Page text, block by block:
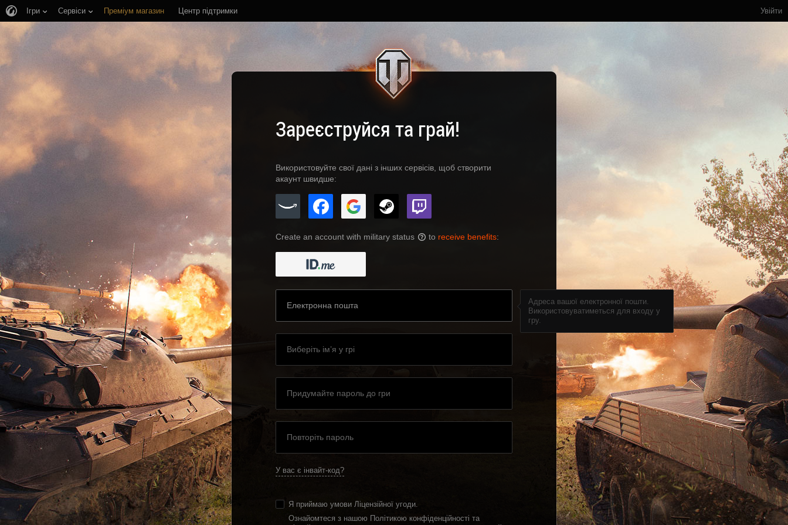
Увійти
Ігри Сервіси Преміум магазин Центр підтримки
Зареєструйся та грай!
Використовуйте свої дані з інших сервісів, щоб створити
акаунт швидше:
Create an account with military status ? to receive benefits:
Адреса вашої електронної пошти.
Використовуватиметься для входу у
гру.
У вас є інвайт-код?
Я приймаю умови Ліцензійної угоди.
Ознайомтеся з нашою Політикою конфіденційності та